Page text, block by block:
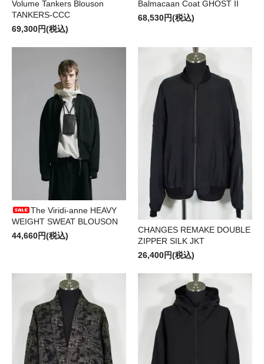
Volume Tankers Blouson
TANKERS-CCC
69,300円(税込)
Balmacaan Coat GHOST II
68,530円(税込)
The Viridi-anne HEAVY
WEIGHT SWEAT BLOUSON
44,660円(税込)
CHANGES REMAKE DOUBLE
ZIPPER SILK JKT
26,400円(税込)